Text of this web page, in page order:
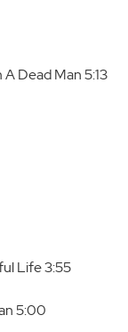
Dead Man 5:13
Life 3:55
5:00